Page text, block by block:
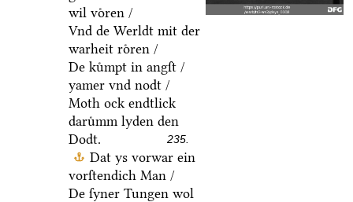
wil voͤren /
Vnd de Werldt mit der
warheit roͤren /
De kuͤmpt in angſt /
yamer vnd nodt /
Moth ock endtlick
daruͤmm lyden den
Dodt.
235.
Dat ys vorwar ein
vorſtendich Man /
De ſyner Tungen wol